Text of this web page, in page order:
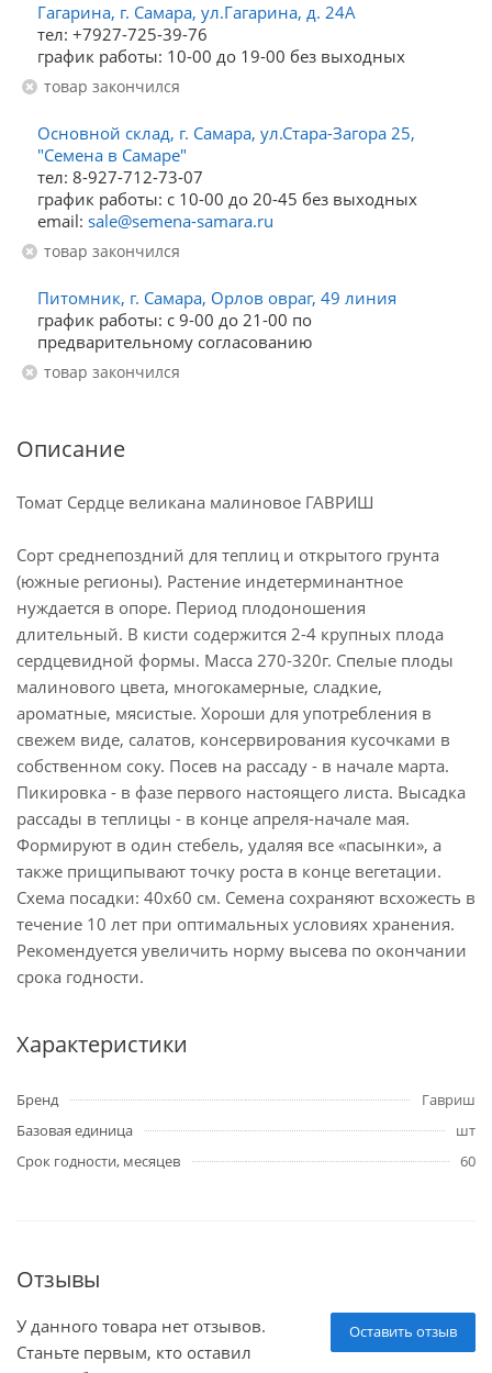
Гагарина, г. Самара, ул.Гагарина, д. 24А
тел: +7927-725-39-76
график работы: 10-00 до 19-00 без выходных
Товар закончился
Основной склад, г. Самара, ул.Стара-Загора 25,
"Семена в Самаре"
тел: 8-927-712-73-07
график работы: с 10-00 до 20-45 без выходных
email: sale@semena-samara.ru
Товар закончился
Питомник, г. Самара, Орлов овраг, 49 линия
график работы: с 9-00 до 21-00 по
предварительному согласованию
Товар закончился
Описание
Томат Сердце великана малиновое ГАВРИШ
Сорт среднепоздний для теплиц и открытого грунта
(южные регионы). Растение индетерминантное
нуждается в опоре. Период плодоношения
длительный. В кисти содержится 2-4 крупных плода
сердцевидной формы. Масса 270-320г. Спелые плоды
малинового цвета, многокамерные, сладкие,
ароматные, мясистые. Хороши для употребления в
свежем виде, салатов, консервирования кусочками в
собственном соку. Посев на рассаду - в начале марта.
Пикировка - в фазе первого настоящего листа. Высадка
рассады в теплицы - в конце апреля-начале мая.
Формируют в один стебель, удаляя все «пасынки», а
также прищипывают точку роста в конце вегетации.
Схема посадки: 40х60 см. Семена сохраняют всхожесть в
течение 10 лет при оптимальных условиях хранения.
Рекомендуется увеличить норму высева по окончании
срока годности.
Характеристики
Бренд
Гавриш
Базовая единица
шт
Срок годности, месяцев
60
Отзывы
Оставить отзыв
У данного товара нет отзывов.
Станьте первым, кто оставил